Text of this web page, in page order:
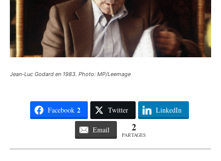
Jean-Luc Godard en 1983. Photo: MP/Leemage
Facebook 2 Twitter LinkedIn
Email 2
PARTAGES